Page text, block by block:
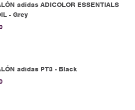
adidas ADICOLOR ESSENTIALS
- Grey
adidas PT3 - Black